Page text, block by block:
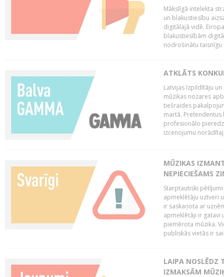
Mākslīgā intelekta
un blakustiesību
digitālajā vidē.
blakustiesībām
nodrošinātu taisnīgu
ATKLĀTS
Latvijas Izpildītāju
mūzikas nozares
tiešraides
martā. Pretendentus
profesionālo
izcenojumu
MŪZIKAS
NEPIECIEŠAMS
Starptautiski
apmeklētāju uztveri
ir saskaņota ar
apmeklētāji ir gatavi
piemērota mūzika.
publiskās vietās ir
LAIPA NOSLĒDZ
IZMAKSĀM